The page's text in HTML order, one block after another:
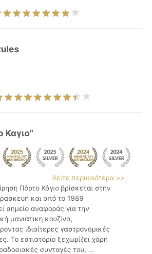
Καγιο"
Δείτε περισσότερα >>
Πόρτο Κάγιο βρίσκεται στην
και από το 1989
σημείο αναφοράς για την
μανιάτικη κουζίνα,
ιδιαίτερες γαστρονομικές
Το εστιατόριο ξεχωρίζει χάρη
συνταγές του, ...